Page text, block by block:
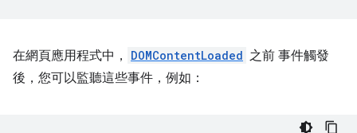
在網頁應用程式中， DOMContentLoaded 之前 事件觸發
後，您可以監聽這些事件，例如：